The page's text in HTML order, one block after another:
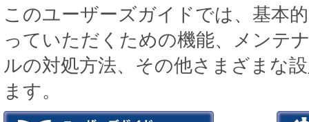
動
し
ま
このユーザーズガイドでは、基本
っていただくための機能、メンテ
ルの対処方法、その他さまざまな
ます。